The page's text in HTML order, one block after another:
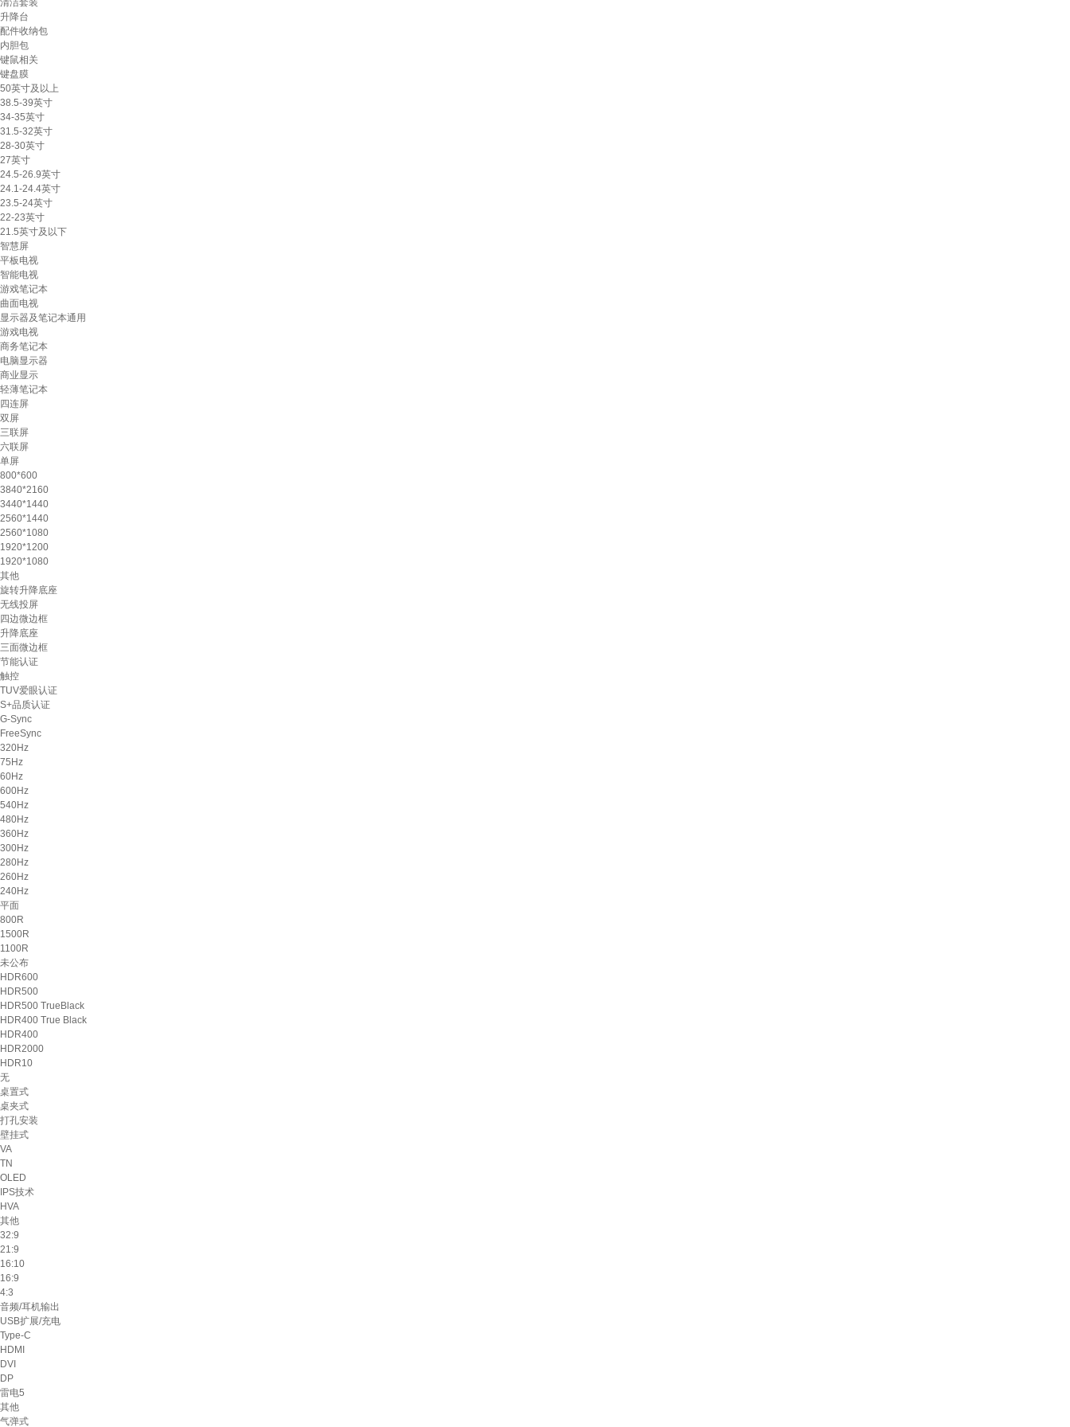
清洁套装
升降台
配件收纳包
内胆包
键鼠相关
键盘膜
50英寸及以上
38.5-39英寸
34-35英寸
31.5-32英寸
28-30英寸
27英寸
24.5-26.9英寸
24.1-24.4英寸
23.5-24英寸
22-23英寸
21.5英寸及以下
智慧屏
平板电视
智能电视
游戏笔记本
曲面电视
显示器及笔记本通用
游戏电视
商务笔记本
电脑显示器
商业显示
轻薄笔记本
四连屏
双屏
三联屏
六联屏
单屏
800*600
3840*2160
3440*1440
2560*1440
2560*1080
1920*1200
1920*1080
其他
旋转升降底座
无线投屏
四边微边框
升降底座
三面微边框
节能认证
触控
TUV爱眼认证
S+品质认证
G-Sync
FreeSync
320Hz
75Hz
60Hz
600Hz
540Hz
480Hz
360Hz
300Hz
280Hz
260Hz
240Hz
平面
800R
1500R
1100R
未公布
HDR600
HDR500
HDR500 TrueBlack
HDR400 True Black
HDR400
HDR2000
HDR10
无
桌置式
桌夹式
打孔安装
壁挂式
VA
TN
OLED
IPS技术
HVA
其他
32:9
21:9
16:10
16:9
4:3
音频/耳机输出
USB扩展/充电
Type-C
HDMI
DVI
DP
雷电5
其他
气弹式